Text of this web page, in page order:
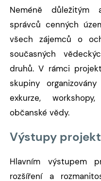
Neméně důležitým
správců cenných
všech zájemců o
současných
druhů. V rámci
skupiny
exkurze,
občanské vědy.
Výstupy
Hlavním výstupem
rozšíření a